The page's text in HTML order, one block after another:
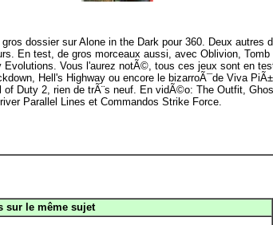
gros dossier sur Alone in the Dark pour 360. Deux
En test, de gros morceaux aussi, avec Oblivion,
Evolutions. Vous l'aurez notÃ©, tous ces jeux sont en
Hell's Highway ou encore le bizarroÃ¯de Viva
Duty 2, rien de trÃ¨s neuf. En vidÃ©o: The Outfit,
Parallel Lines et Commandos Strike Force.
sur le même sujet